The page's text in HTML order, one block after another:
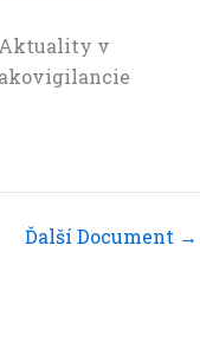
Aktuality v
Ďalší Document →